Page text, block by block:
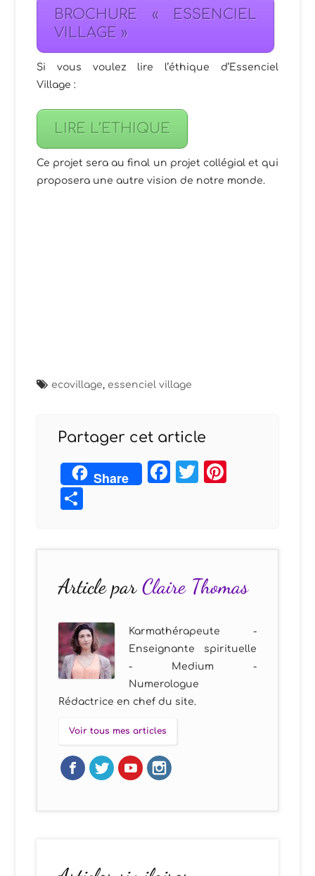
BROCHURE « ESSENCIEL
VILLAGE »
Si vous voulez lire l’éthique d’Essenciel
Village :
LIRE L’ETHIQUE
Ce projet sera au final un projet collégial et qui
proposera une autre vision de notre monde.
ecovillage, essenciel village
Partager cet article
Share Facebook
Twitter
Article parClaire Thomas
Karmathérapeute -
Enseignante spirituelle
- Medium -
Numerologue
Rédactrice en chef du site.
Voir tous mes articles